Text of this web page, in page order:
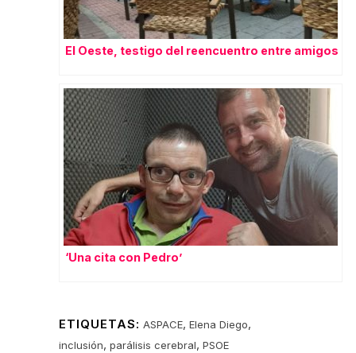
El Oeste, testigo del reencuentro entre amigos
‘Una cita con Pedro’
ETIQUETAS: ASPACE, Elena Diego,
inclusión, parálisis cerebral, PSOE